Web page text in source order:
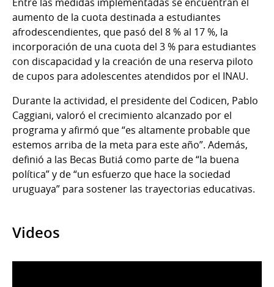
aumento de la cuota destinada a estudiantes
afrodescendientes, que pasó del 8 % al 17 %, la
incorporación de una cuota del 3 % para estudiantes
con discapacidad y la creación de una reserva piloto
de cupos para adolescentes atendidos por el INAU.
Durante la actividad, el presidente del Codicen, Pablo
Caggiani, valoró el crecimiento alcanzado por el
programa y afirmó que “es altamente probable que
estemos arriba de la meta para este año”. Además,
definió a las Becas Butiá como parte de “la buena
política” y de “un esfuerzo que hace la sociedad
uruguaya” para sostener las trayectorias educativas.
Videos